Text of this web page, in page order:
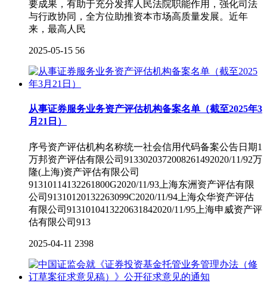
要成果，有助于充分发挥人民法院职能作用，强化司法
与行政协同，全方位助推资本市场高质量发展。近年
来，最高人民
2025-05-15 56
从事证券服务业务资产评估机构备案名单（截至2025年3
月21日）
序号资产评估机构名称统一社会信用代码备案公告日期1
万邦资产评估有限公司9133020372008261492020/11/92万
隆(上海)资产评估有限公司
91310114132261800G2020/11/93上海东洲资产评估有限
公司91310120132263099C2020/11/94上海众华资产评估
有限公司9131010413220631842020/11/95上海申威资产评
估有限公司913
2025-04-11 2398